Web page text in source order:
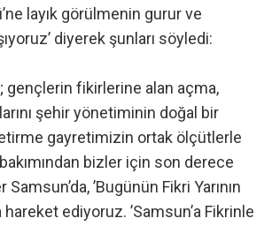
layık görülmenin gurur ve
diyerek şunları söyledi:
gençlerin fikirlerine alan açma,
şehir yönetiminin doğal bir
gayretimizin ortak ölçütlerle
bakımından bizler için son derece
’Bugünün Fikri Yarının
hareket ediyoruz. ’Samsun’a Fikrinle